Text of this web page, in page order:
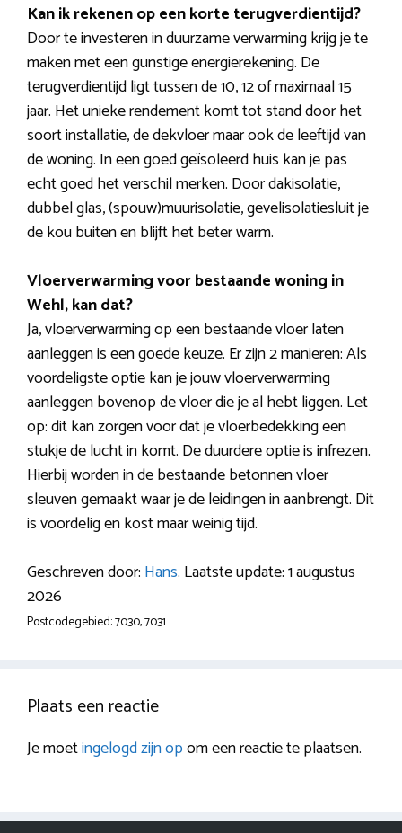
Kan ik rekenen op een korte terugverdientijd?
Door te investeren in duurzame verwarming krijg je te
maken met een gunstige energierekening. De
terugverdientijd ligt tussen de 10, 12 of maximaal 15
jaar. Het unieke rendement komt tot stand door het
soort installatie, de dekvloer maar ook de leeftijd van
de woning. In een goed geïsoleerd huis kan je pas
echt goed het verschil merken. Door dakisolatie,
dubbel glas, (spouw)muurisolatie, gevelisolatiesluit je
de kou buiten en blijft het beter warm.
Vloerverwarming voor bestaande woning in
Wehl, kan dat?
Ja, vloerverwarming op een bestaande vloer laten
aanleggen is een goede keuze. Er zijn 2 manieren: Als
voordeligste optie kan je jouw vloerverwarming
aanleggen bovenop de vloer die je al hebt liggen. Let
op: dit kan zorgen voor dat je vloerbedekking een
stukje de lucht in komt. De duurdere optie is infrezen.
Hierbij worden in de bestaande betonnen vloer
sleuven gemaakt waar je de leidingen in aanbrengt. Dit
is voordelig en kost maar weinig tijd.
Geschreven door: Hans. Laatste update: 1 augustus
2026
Postcodegebied: 7030, 7031.
Plaats een reactie
Je moetingelogd zijn opom een reactie te plaatsen.